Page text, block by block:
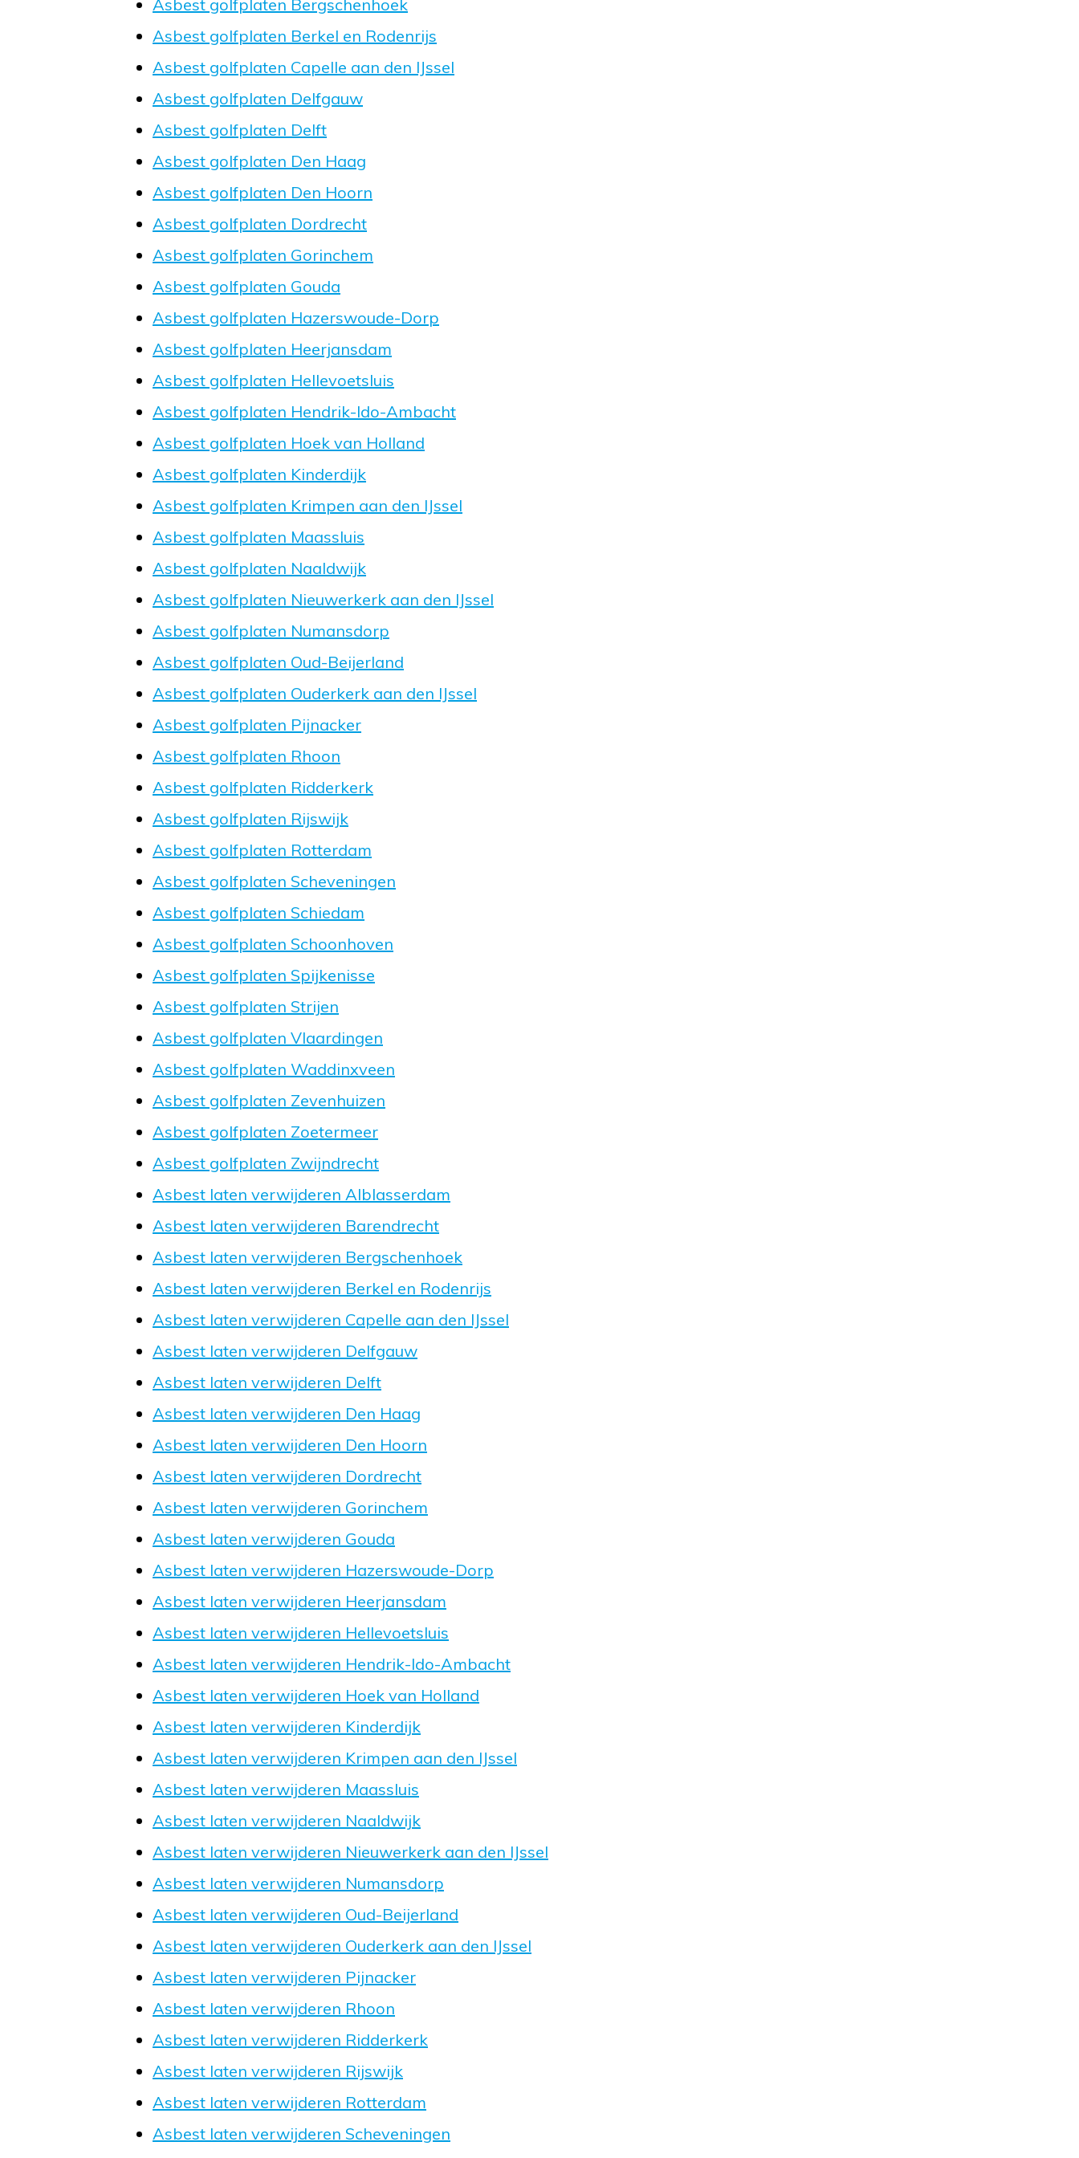
Asbest golfplaten Bergschenhoek
Asbest golfplaten Berkel en Rodenrijs
Asbest golfplaten Capelle aan den IJssel
Asbest golfplaten Delfgauw
Asbest golfplaten Delft
Asbest golfplaten Den Haag
Asbest golfplaten Den Hoorn
Asbest golfplaten Dordrecht
Asbest golfplaten Gorinchem
Asbest golfplaten Gouda
Asbest golfplaten Hazerswoude-Dorp
Asbest golfplaten Heerjansdam
Asbest golfplaten Hellevoetsluis
Asbest golfplaten Hendrik-Ido-Ambacht
Asbest golfplaten Hoek van Holland
Asbest golfplaten Kinderdijk
Asbest golfplaten Krimpen aan den IJssel
Asbest golfplaten Maassluis
Asbest golfplaten Naaldwijk
Asbest golfplaten Nieuwerkerk aan den IJssel
Asbest golfplaten Numansdorp
Asbest golfplaten Oud-Beijerland
Asbest golfplaten Ouderkerk aan den IJssel
Asbest golfplaten Pijnacker
Asbest golfplaten Rhoon
Asbest golfplaten Ridderkerk
Asbest golfplaten Rijswijk
Asbest golfplaten Rotterdam
Asbest golfplaten Scheveningen
Asbest golfplaten Schiedam
Asbest golfplaten Schoonhoven
Asbest golfplaten Spijkenisse
Asbest golfplaten Strijen
Asbest golfplaten Vlaardingen
Asbest golfplaten Waddinxveen
Asbest golfplaten Zevenhuizen
Asbest golfplaten Zoetermeer
Asbest golfplaten Zwijndrecht
Asbest laten verwijderen Alblasserdam
Asbest laten verwijderen Barendrecht
Asbest laten verwijderen Bergschenhoek
Asbest laten verwijderen Berkel en Rodenrijs
Asbest laten verwijderen Capelle aan den IJssel
Asbest laten verwijderen Delfgauw
Asbest laten verwijderen Delft
Asbest laten verwijderen Den Haag
Asbest laten verwijderen Den Hoorn
Asbest laten verwijderen Dordrecht
Asbest laten verwijderen Gorinchem
Asbest laten verwijderen Gouda
Asbest laten verwijderen Hazerswoude-Dorp
Asbest laten verwijderen Heerjansdam
Asbest laten verwijderen Hellevoetsluis
Asbest laten verwijderen Hendrik-Ido-Ambacht
Asbest laten verwijderen Hoek van Holland
Asbest laten verwijderen Kinderdijk
Asbest laten verwijderen Krimpen aan den IJssel
Asbest laten verwijderen Maassluis
Asbest laten verwijderen Naaldwijk
Asbest laten verwijderen Nieuwerkerk aan den IJssel
Asbest laten verwijderen Numansdorp
Asbest laten verwijderen Oud-Beijerland
Asbest laten verwijderen Ouderkerk aan den IJssel
Asbest laten verwijderen Pijnacker
Asbest laten verwijderen Rhoon
Asbest laten verwijderen Ridderkerk
Asbest laten verwijderen Rijswijk
Asbest laten verwijderen Rotterdam
Asbest laten verwijderen Scheveningen